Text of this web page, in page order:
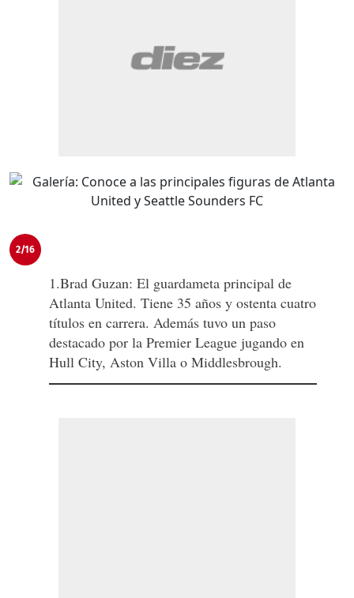
2/16
1.Brad Guzan: El guardameta principal de
Atlanta United. Tiene 35 años y ostenta cuatro
títulos en carrera. Además tuvo un paso
destacado por la Premier League jugando en
Hull City, Aston Villa o Middlesbrough.